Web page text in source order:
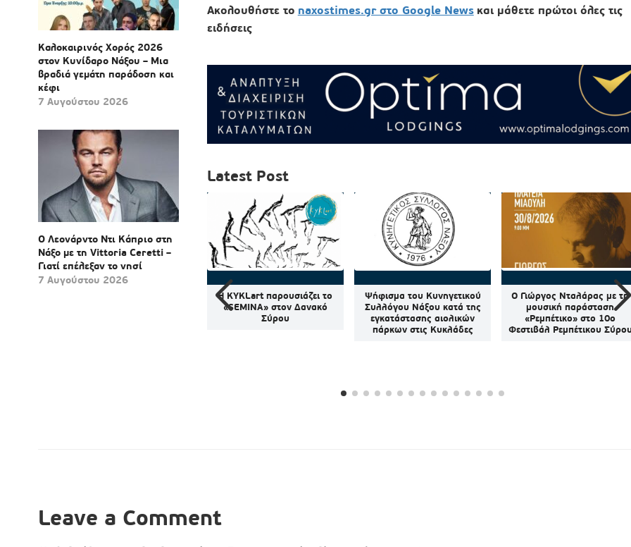
Καλοκαιρινός Χορός 2026
στον Κυνίδαρο Νάξου – Μια
βραδιά γεμάτη παράδοση και
κέφι
7 Αυγούστου 2026
Ο Λεονάρντο Ντι Κάπριο στη
Νάξο με τη Vittoria Ceretti –
Γιατί επέλεξαν το νησί
7 Αυγούστου 2026
Ακολουθήστε το naxostimes.gr στο Google News και μάθετε πρώτοι όλες τις
ειδήσεις
Latest Post
Η KYKLart παρουσιάζει το
«SEMINA» στον Δανακό
Σύρου
Ψήφισμα του Κυνηγετικού
Συλλόγου Νάξου κατά της
εγκατάστασης αιολικών
πάρκων στις Κυκλάδες
Ο Γιώργος Νταλάρας με τη
μουσική παράσταση
«Ρεμπέτικο» στο 10ο
Φεστιβάλ Ρεμπέτικου
Leave a Comment